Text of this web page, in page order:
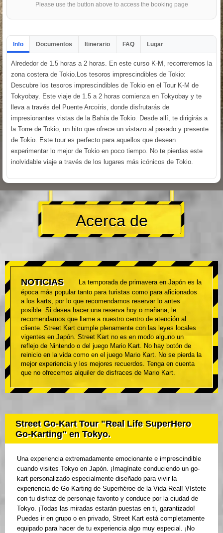
Please use the button above to access the booking page
Info Documentos Itinerario FAQ Lugar
Alrededor de 1.5 horas a 2 horas. En este curso K-M, recorreremos la
zona costera de Tokio.Los tesoros imprescindibles de Tokio:
Descubre los tesoros imprescindibles de Tokio en el Tour K-M de
Tokyobay. Este viaje de 1.5 a 2 horas comienza en Tokyobay y te
lleva a través del Puente Arcoíris, donde disfrutarás de
impresionantes vistas de la Bahía de Tokio. Desde allí, te dirigirás a
la Torre de Tokio, un hito que ofrece un vistazo al pasado y presente
de Tokio. Este tour es perfecto para aquellos que desean
experimentar lo mejor de Tokio en poco tiempo. No te pierdas este
inolvidable viaje a través de los lugares más icónicos de Tokio.
Acerca de
NOTICIAS
La temporada de primavera en Japón es la
época más popular tanto para turistas como para aficionados
a los karts, por lo que recomendamos reservar lo antes
posible. Si desea hacer una reserva hoy o mañana, le
recomendamos que llame a nuestro centro de atención al
cliente. Street Kart cumple plenamente con las leyes locales
vigentes en Japón. Street Kart no es en modo alguno un
reflejo de Nintendo o del juego Mario Kart. No hay botón de
reinicio en la vida como en el juego Mario Kart. No se pierda la
mejor experiencia y los mejores recuerdos. Tenga en cuenta
que no ofrecemos alquiler de disfraces de Mario Kart.
Street Go-Kart Tour "Real Life SuperHero
Go-Karting" en Tokyo.
Una experiencia extremadamente emocionante e imprescindible
cuando visites Tokyo en Japón. ¡Imagínate conduciendo un go-
kart personalizado especialmente diseñado para vivir la
experiencia de Go-Karting de Superhéroe de la Vida Real! Vístete
con tu disfraz de personaje favorito y conduce por la ciudad de
Tokyo. ¡Todas las miradas estarán puestas en ti, garantizado!
Puedes ir en grupo o en privado, Street Kart está completamente
equipado para hacer de tu experiencia algo muy especial. ¡No